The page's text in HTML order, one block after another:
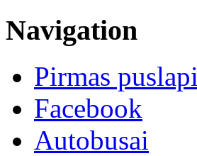
Navigation
Pirmas
Facebook
Autobusai